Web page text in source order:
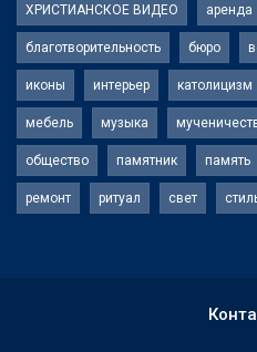
ХРИСТИАНСКОЕ ВИДЕО аренда
благотворительность бюро
иконы интерьер католицизм
мебель музыка
общество памятник память
ремонт ритуал свет